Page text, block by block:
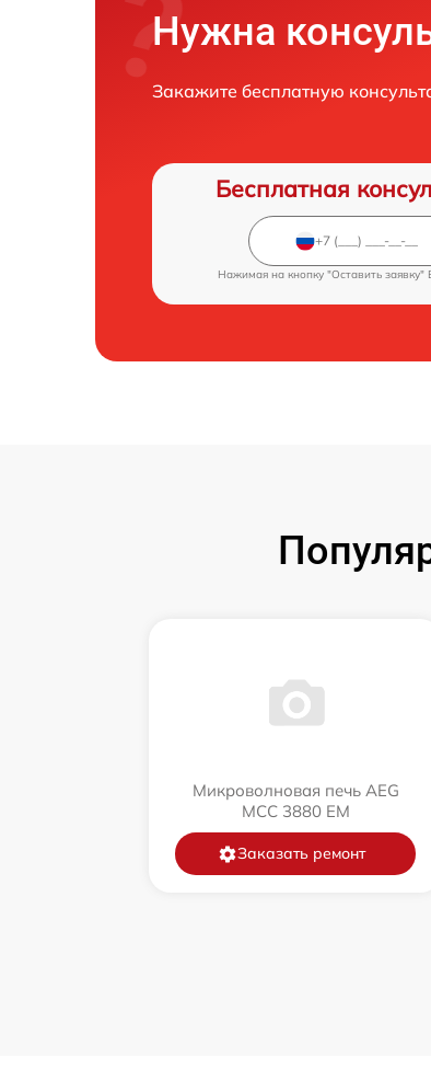
Нужна
Закажите бесплатную
Бесплатная
Нажимая на кнопку "Оставить заявку"
Микроволновая печь AEG
MCC 3880 EM
Заказать ремонт